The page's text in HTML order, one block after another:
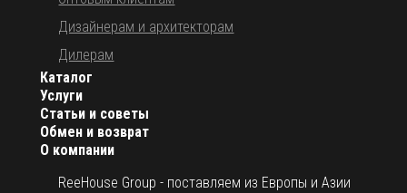
О компании
ReeHouse Group - поставляем из Европы и Азии
Каталог
Услуги
Статьи и советы
Обмен и возврат
Дизайнерам и архитекторам
Дилерам